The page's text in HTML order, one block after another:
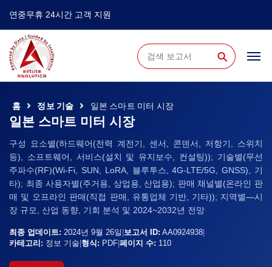
연중무휴 24시간 고객 지원
⚲
홈 정보 기술 일본 스마트 미터 시장
일본 스마트 미터 시장
구성 요소별(하드웨어(전력 계전기, 센서, 콘덴서, 저항기, 스위치
등), 소프트웨어, 서비스(설치 및 유지보수, 컨설팅)); 기술별(무선
주파수(RF)(Wi-Fi, SUN, LoRA, 블루투스, 4G-LTE/5G, GNSS), 기
타); 최종 사용자별(주거용, 상업용, 산업용); 판매 채널별(온라인 판
매 및 오프라인 판매(직접 판매, 유통업체 기반, 기타)); 지역별—시
장 규모, 산업 동향, 기회 분석 및 2024~2032년 전망
최종 업데이트: 2024년 9월 26일 보고서 ID: AA0924938
카테고리: 정보 기술 형식: PDF 페이지 수: 110